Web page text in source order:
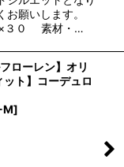
願いします。
３０ 素材・…
ローレン】オリ
ト】コーデュロ
M]